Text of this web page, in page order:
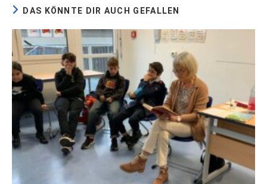
DAS KÖNNTE DIR AUCH GEFALLEN